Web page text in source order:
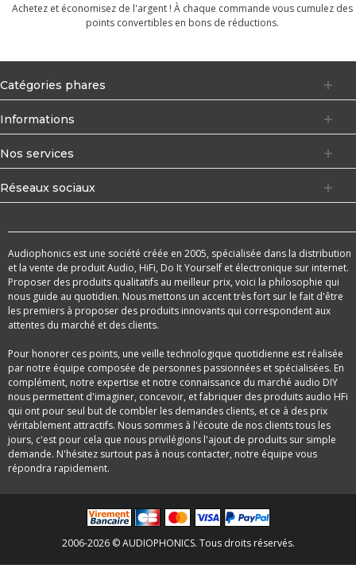
Achetez et économisez de l'argent ! À chaque commande vous cumulez des
points convertibles en bons de réductions.
Catégories phares
Informations
Nos services
Réseaux sociaux
Audiophonics est une société créée en 2005, spécialisée dans la distribution
et la vente de produit Audio, HiFi, Do It Yourself et électronique sur internet.
Proposer des produits qualitatifs au meilleur prix, voici la philosophie qui
nous guide au quotidien. Nous mettons un accent très fort sur le fait d'être
les premiers à proposer des produits innovants qui correspondent aux
attentes du marché et des clients.
Pour honorer ces points, une veille technologique quotidienne est réalisée
par notre équipe composée de personnes passionnées et spécialisées. En
complément, notre expertise et notre connaissance du marché audio DIY
nous permettent d'imaginer, concevoir, et fabriquer des produits audio HFi
qui ont pour seul but de combler les demandes clients, et ce à des prix
véritablement attractifs. Nous sommes à l'écoute de nos clients tous les
jours, c'est pour cela que nous privilégions l'ajout de produits sur simple
demande. N'hésitez surtout pas à nous contacter, notre équipe vous
répondra rapidement.
2006-2026 © AUDIOPHONICS. Tous droits réservés.